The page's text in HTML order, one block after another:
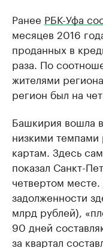
Ранее РБК-Уфа
месяцев 2016
проданных в
раза. По
жителями
регион был на
Башкирия вошла
низкими темпами
картам. Здесь
показал Санкт-
четвертом
задолженности
млрд рублей),
90 дней
за квартал